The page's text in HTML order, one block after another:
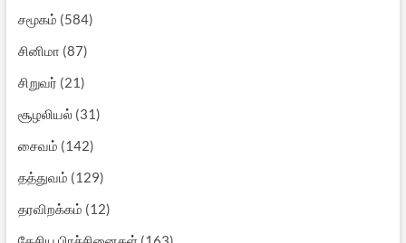
சமூகம் (584)
சினிமா (87)
சிறுவர் (21)
சூழலியல்(31)
சைவம் (142)
தத்துவம் (129)
தரவிறக்கம் (12)